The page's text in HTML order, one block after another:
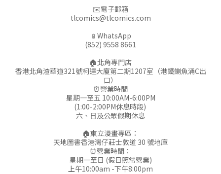
✉️電子郵箱
tlcomics@tlcomics.com
📱WhatsApp
(852) 9558 8661
🏠北角專門店
香港北角渣華道321號柯達大廈第二期1207室（港鐵鰂魚涌C出
口）
⏰營業時間
星期一至五 10:00AM-6:00PM
(1:00-2:00PM休息時段)
六、日及公眾假期休息
🏠東立漫畫專區：
天地圖書香港灣仔莊士敦道 30 號地庫
⏰營業時間：
星期一至日 (假日照常營業)
上午10:00am -下午8:00pm